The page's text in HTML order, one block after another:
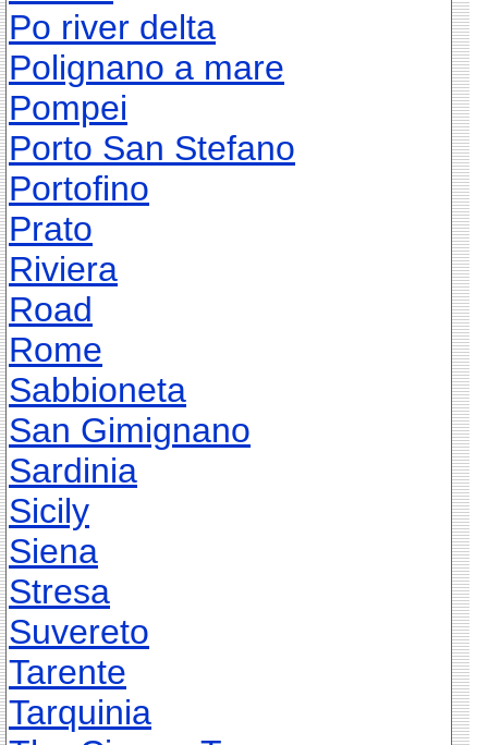
Po river delta
Polignano a mare
Pompei
Porto San Stefano
Portofino
Prato
Riviera
Road
Rome
Sabbioneta
San Gimignano
Sardinia
Sicily
Siena
Stresa
Suvereto
Tarente
Tarquinia